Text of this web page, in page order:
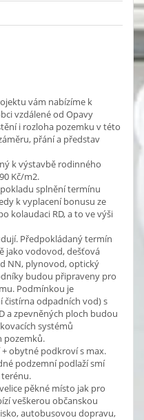
vám nabízíme k
vzdálené od Opavy
i rozloha pozemku v této
přání a představ
k výstavbě rodinného
Kč/m2.
splnění termínu
k vyplacení bonusu ze
kolaudaci RD, a to ve výši
Předpokládaný termín
jako vodovod, dešťová
NN, plynovod, optický
budou připraveny pro
Podmínkou je
čistírna odpadních vod) s
a zpevněných ploch budou
systémů
pozemků.
+ obytné podkroví s max.
podzemní podlaží smí
pěkné místo jak pro
veškerou občanskou
autobusovou dopravu,